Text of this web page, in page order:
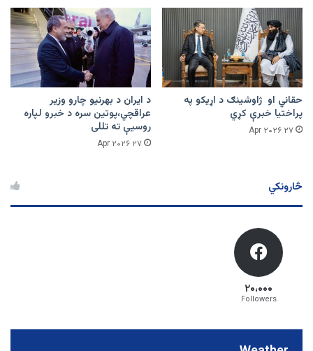
حقاني او ژاوشینګ د اړیکو په
پراختیا خبرې کړي
۲۷ Apr ۲۰۲۶
د ایران د بهرنیو چارو وزیر
عراقچي،پوتین سره د خبرو لپاره
روسیې ته تللی
۲۷ Apr ۲۰۲۶
څارونکي
۲۰،۰۰۰
Followers